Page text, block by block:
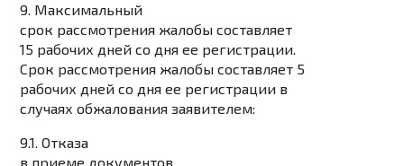
9. Максимальный
срок рассмотрения жалобы составляет
15 рабочих дней со дня ее регистрации.
Срок рассмотрения жалобы составляет 5
рабочих дней со дня ее регистрации в
случаях обжалования заявителем:
9.1. Отказа
в приеме документов.